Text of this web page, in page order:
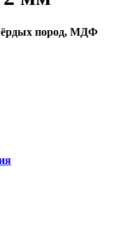
пород, МДФ